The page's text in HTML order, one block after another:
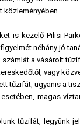
közleményében.
is kezelő Pilisi
néhány jó
számlát a vásárolt
vagy
tűzifát, ugyanis a
magas
tűzifát, legyünk